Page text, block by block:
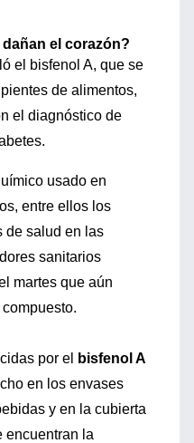
el corazón?
el bisfenol A, que se
de alimentos,
el diagnóstico de
usado en
entre ellos los
de salud en las
sanitarios
martes que aún
por el
bisfenol A
en los envases
y en la cubierta
encuentran la